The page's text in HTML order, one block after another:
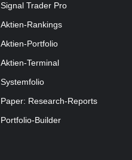
Signal Trader Pro
Aktien-Rankings
Aktien-Portfolio
Aktien-Terminal
Systemfolio
Paper: Research-Reports
Portfolio-Builder